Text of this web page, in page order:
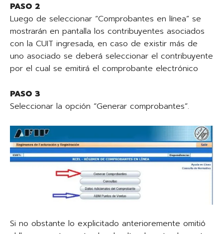
PASO 2
Luego de seleccionar “Comprobantes en línea” se
mostrarán en pantalla los contribuyentes asociados
con la CUIT ingresada, en caso de existir más de
uno asociado se deberá seleccionar el contribuyente
por el cual se emitirá el comprobante electrónico
PASO 3
Seleccionar la opción “Generar comprobantes”.
Si no obstante lo explicitado anterioremente omitió